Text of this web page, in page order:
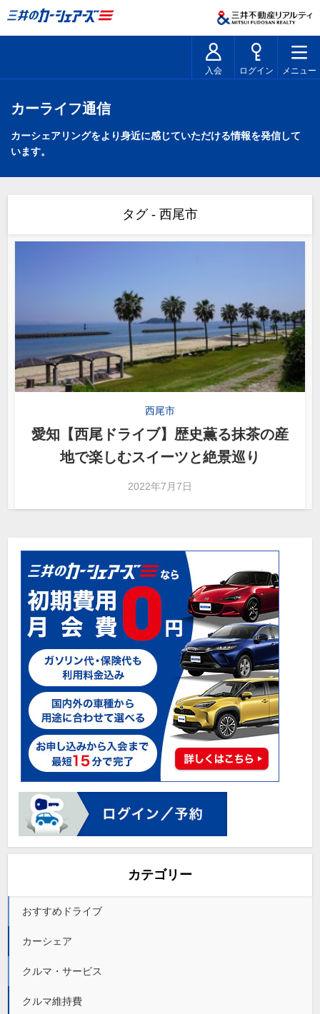
入会 ログイン メニュー
カーライフ通信
カーシェアリングをより身近に感じていただける情報を発信して
います。
タグ - 西尾市
西尾市
愛知【西尾ドライブ】歴史薫る抹茶の産
地で楽しむスイーツと絶景巡り
2022年7月7日
カテゴリー
おすすめドライブ
カーシェア
クルマ・サービス
クルマ維持費